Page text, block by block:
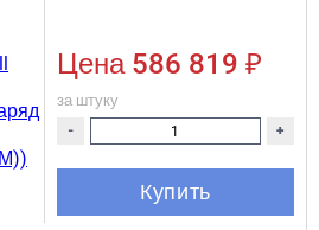
Цена 586 819 ₽
за штуку
- +
Купить